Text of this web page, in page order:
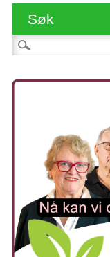
Søk
Søk etter: